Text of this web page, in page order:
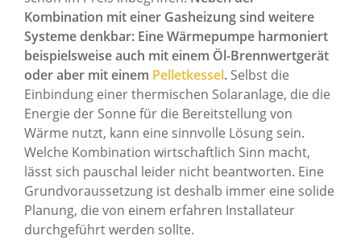
Kombination mit einer Gasheizung sind weitere
Systeme denkbar: Eine Wärmepumpe harmoniert
beispielsweise auch mit einem Öl-Brennwertgerät
oder aber mit einem Pelletkessel. Selbst die
Einbindung einer thermischen Solaranlage, die die
Energie der Sonne für die Bereitstellung von
Wärme nutzt, kann eine sinnvolle Lösung sein.
Welche Kombination wirtschaftlich Sinn macht,
lässt sich pauschal leider nicht beantworten. Eine
Grundvoraussetzung ist deshalb immer eine solide
Planung, die von einem erfahren Installateur
durchgeführt werden sollte.